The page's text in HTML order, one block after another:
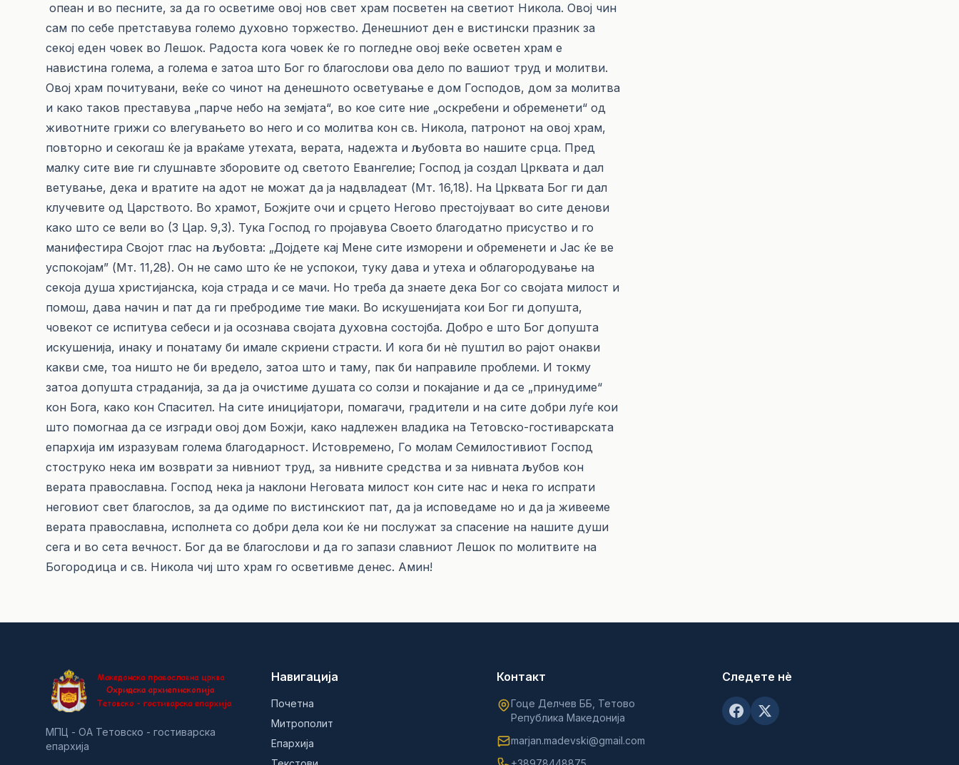
опеан и во песните, за да го осветиме овој нов свет храм посветен на светиот Никола. Овој чин
сам по себе претставува големо духовно торжество. Денешниот ден е вистински празник за
секој еден човек во Лешок. Радоста кога човек ќе го погледне овој веќе осветен храм е
навистина голема, а голема е затоа што Бог го благослови ова дело по вашиот труд и молитви.
Овој храм почитувани, веќе со чинот на денешното осветување е дом Господов, дом за молитва
и како таков преставува „парче небо на земјата“, во кое сите ние „оскребени и обременети“ од
животните грижи со влегувањето во него и со молитва кон св. Никола, патронот на овој храм,
повторно и секогаш ќе ја враќаме утехата, верата, надежта и љубовта во нашите срца. Пред
малку сите вие ги слушнавте зборовите од светото Евангелие; Господ ја создал Црквата и дал
ветување, дека и вратите на адот не можат да ја надвладеат (Мт. 16,18). На Црквата Бог ги дал
клучевите од Царството. Во храмот, Божјите очи и срцето Негово престојуваат во сите денови
како што се вели во (3 Цар. 9,3). Тука Господ го пројавува Своето благодатно присуство и го
манифестира Својот глас на љубовта: „Дојдете кај Мене сите изморени и обременети и Јас ќе ве
успокојам” (Мт. 11,28). Он не само што ќе не успокои, туку дава и утеха и облагородување на
секоја душа христијанска, која страда и се мачи. Но треба да знаете дека Бог со својата милост и
помош, дава начин и пат да ги пребродиме тие маки. Во искушенијата кои Бог ги допушта,
човекот се испитува себеси и ја осознава својата духовна состојба. Добро е што Бог допушта
искушенија, инаку и понатаму би имале скриени страсти. И кога би нè пуштил во рајот онакви
какви сме, тоа ништо не би вредело, затоа што и таму, пак би направиле проблеми. И токму
затоа допушта страданија, за да ја очистиме душата со солзи и покајание и да се „принудиме“
кон Бога, како кон Спасител. На сите иницијатори, помагачи, градители и на сите добри луѓе кои
што помогнаа да се изгради овој дом Божји, како надлежен владика на Тетовско-гостиварската
епархија им изразувам голема благодарност. Истовремено, Го молам Семилостивиот Господ
стоструко нека им возврати за нивниот труд, за нивните средства и за нивната љубов кон
верата православна. Господ нека ја наклони Неговата милост кон сите нас и нека го испрати
неговиот свет благослов, за да одиме по вистинскиот пат, да ја исповедаме но и да ја живееме
верата православна, исполнета со добри дела кои ќе ни послужат за спасение на нашите души
сега и во сета вечност. Бог да ве благослови и да го запази славниот Лешок по молитвите на
Богородица и св. Никола чиј што храм го осветивме денес. Амин!
МПЦ - ОА Тетовско - гостиварска
епархија
Навигација
Почетна
Митрополит
Епархија
Контакт
Гоце Делчев ББ, Тетово
Република Македонија
marjan.madevski@gmail.com
Следете нè